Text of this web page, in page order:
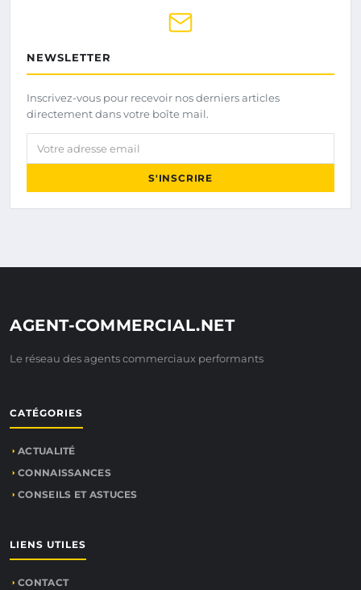
NEWSLETTER
Inscrivez-vous pour recevoir nos derniers articles
directement dans votre boîte mail.
Votre adresse email
S'INSCRIRE
AGENT-COMMERCIAL.NET
Le réseau des agents commerciaux performants
CATÉGORIES
ACTUALITÉ
CONNAISSANCES
CONSEILS ET ASTUCES
LIENS UTILES
CONTACT